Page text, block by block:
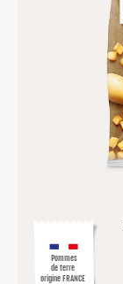
Pommes
de terre
origine FRANCE